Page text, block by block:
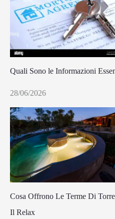
Quali Sono le Informazioni
28/06/2026
Cosa Offrono Le Terme Di
Il Relax